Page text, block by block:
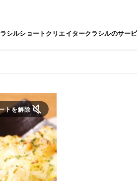
シルショートクリエイタークラシルのサー
トを解除